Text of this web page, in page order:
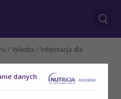
/ Wiedza / Informacja dla
danych